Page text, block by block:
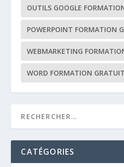
OUTILS GOOGLE
POWERPOINT FORMATION
WEBMARKETING
WORD FORMATION
CATÉGORIES